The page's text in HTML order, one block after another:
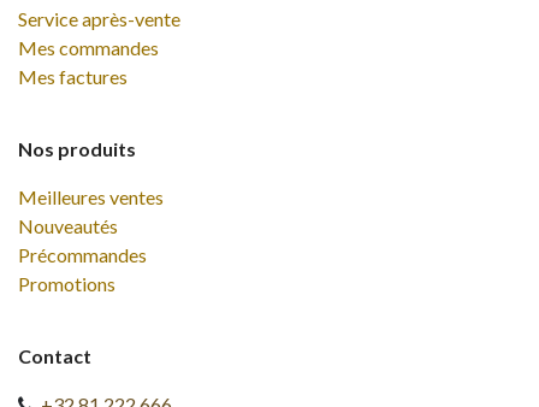
Service après-vente
Mes commandes
Mes factures
Nos produits
Meilleures ventes
Nouveautés
Précommandes
Promotions
Contact